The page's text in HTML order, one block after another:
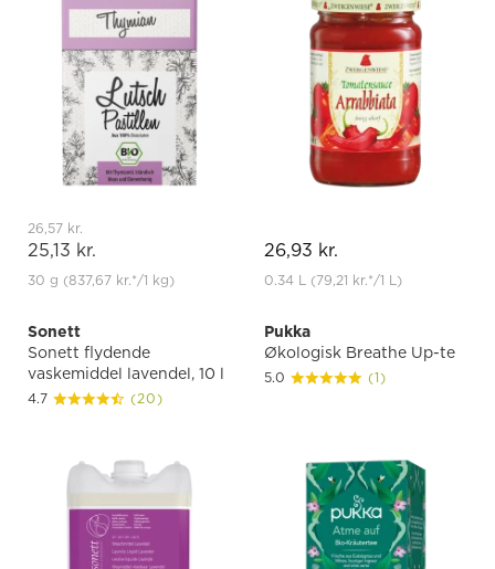
26,57 kr.
25,13 kr.
30 g (837,67 kr.*/1 kg)
26,93 kr.
0.34 L (79,21 kr.*/1 L)
Sonett
Sonett flydende
vaskemiddel lavendel, 10 l
4.7 (20)
Pukka
Økologisk Breathe Up-te
5.0 (1)